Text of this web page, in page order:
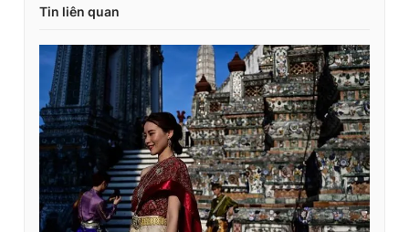
Tin liên quan